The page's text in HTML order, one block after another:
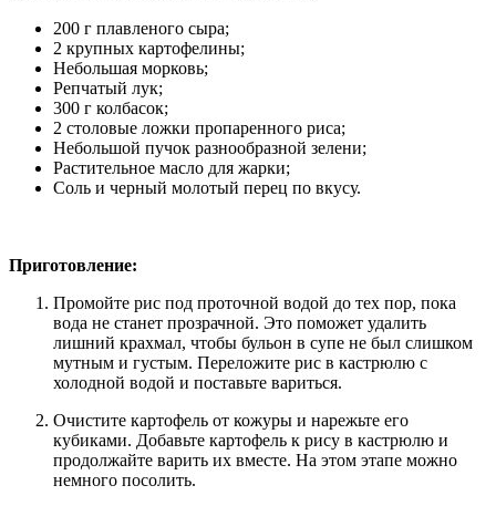
200 г плавленого сыра;
2 крупных картофелины;
Небольшая морковь;
Репчатый лук;
300 г колбасок;
2 столовые ложки пропаренного риса;
Небольшой пучок разнообразной зелени;
Растительное масло для жарки;
Соль и черный молотый перец по вкусу.
Приготовление:
Промойте рис под проточной водой до тех пор, пока
вода не станет прозрачной. Это поможет удалить
лишний крахмал, чтобы бульон в супе не был слишком
мутным и густым. Переложите рис в кастрюлю с
холодной водой и поставьте вариться.
Очистите картофель от кожуры и нарежьте его
кубиками. Добавьте картофель к рису в кастрюлю и
продолжайте варить их вместе. На этом этапе можно
немного посолить.